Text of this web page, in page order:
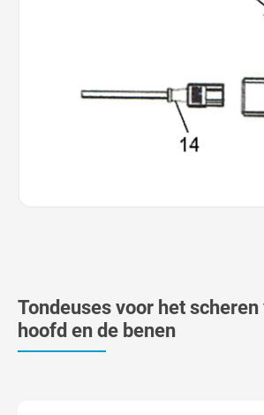
Tondeuses voor het scheren
hoofd en de benen